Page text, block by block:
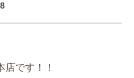
です！！